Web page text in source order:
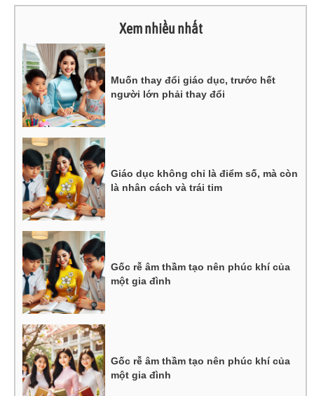
Xem nhiều nhất
Muốn thay đổi giáo dục, trước hết
người lớn phải thay đổi
Giáo dục không chỉ là điểm số, mà còn
là nhân cách và trái tim
Gốc rễ âm thầm tạo nên phúc khí của
một gia đình
Gốc rễ âm thầm tạo nên phúc khí của
một gia đình